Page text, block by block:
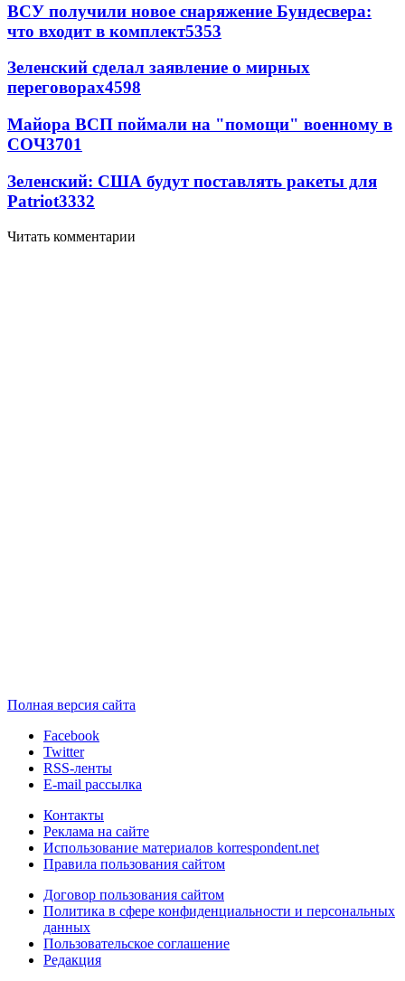
ВСУ получили новое снаряжение Бундесвера:
что входит в комплект5353
Зеленский сделал заявление о мирных
переговорах4598
Майора ВСП поймали на "помощи" военному в
СОЧ3701
Зеленский: США будут поставлять ракеты для
Patriot3332
Читать комментарии
Полная версия сайта
Facebook
Twitter
RSS-ленты
E-mail рассылка
Контакты
Реклама на сайте
Использование материалов korrespondent.net
Правила пользования сайтом
Договор пользования сайтом
Политика в сфере конфиденциальности и персональных
данных
Пользовательское соглашение
Редакция